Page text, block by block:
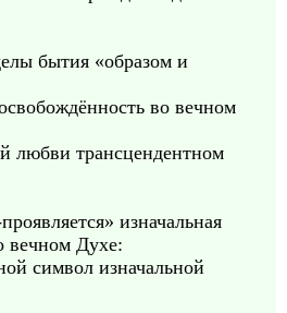
бытия «образом и
во вечном
любви трансцендентном
изначальная
вечном Духе:
символ изначальной